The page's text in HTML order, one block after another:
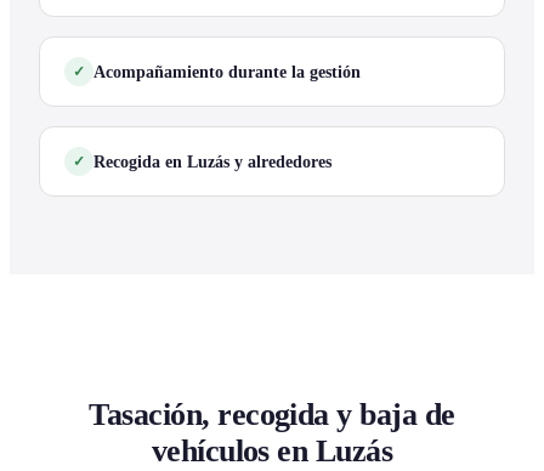
Acompañamiento durante la gestión
Recogida en Luzás y alrededores
Tasación, recogida y baja de
vehículos en Luzás